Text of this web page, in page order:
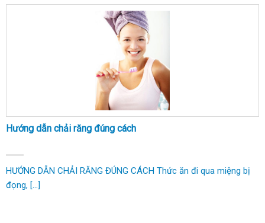
Hướng dẫn chải răng đúng cách
HƯỚNG DẪN CHẢI RĂNG ĐÚNG CÁCH Thức ăn đi qua miệng bị
đọng, [...]